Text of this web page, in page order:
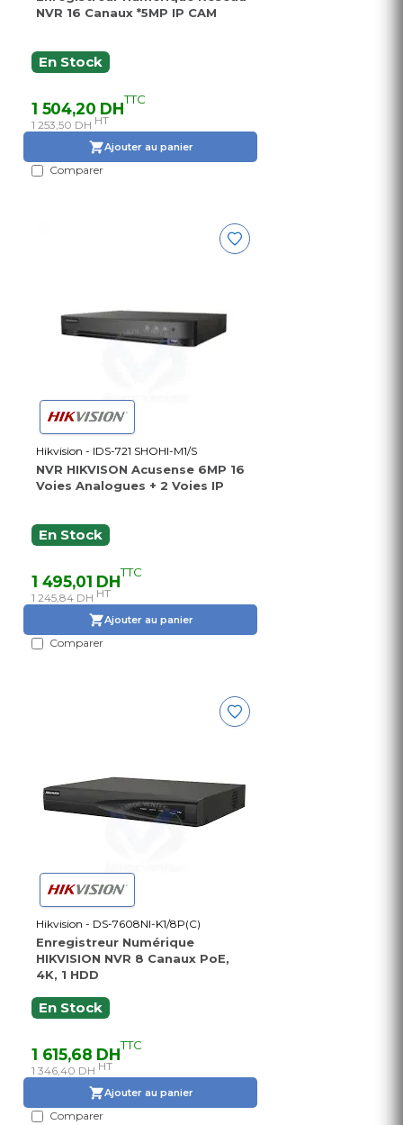
NVR 16 Canaux *5MP IP CAM
En Stock
1 504,20 DHTTC
1 253,50 DH HT
Ajouter au panier
Comparer
Hikvision - IDS-721 SHOHI-M1/S
NVR HIKVISON Acusense 6MP 16
Voies Analogues + 2 Voies IP
En Stock
1 495,01 DHTTC
1 245,84 DH HT
Ajouter au panier
Comparer
Hikvision - DS-7608NI-K1/8P(C)
Enregistreur Numérique
HIKVISION NVR 8 Canaux PoE,
4K, 1 HDD
En Stock
1 615,68 DHTTC
1 346,40 DH HT
Ajouter au panier
Comparer